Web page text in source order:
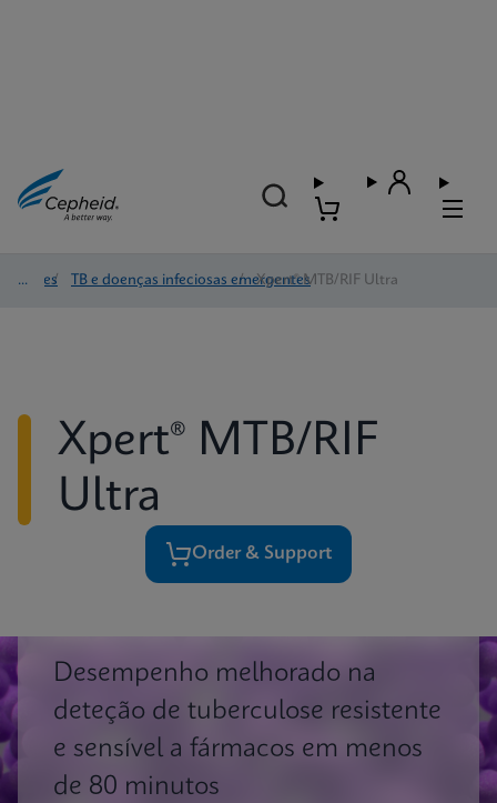
Testes/ TB e doenças infeciosas emergentes
/ Xpert® MTB/RIF Ultra
Xpert® MTB/RIF
Ultra
Order & Support
Desempenho melhorado na
deteção de tuberculose resistente
e sensível a fármacos em menos
de 80 minutos